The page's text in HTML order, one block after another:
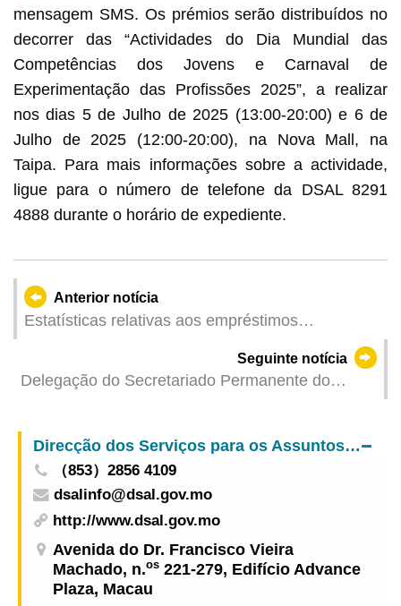
mensagem SMS. Os prémios serão distribuídos no
decorrer das “Actividades do Dia Mundial das
Competências dos Jovens e Carnaval de
Experimentação das Profissões 2025”, a realizar
nos dias 5 de Julho de 2025 (13:00-20:00) e 6 de
Julho de 2025 (12:00-20:00), na Nova Mall, na
Taipa. Para mais informações sobre a actividade,
ligue para o número de telefone da DSAL 8291
4888 durante o horário de expediente.
Anterior notícia
Estatísticas relativas aos empréstimos
Seguinte notícia
Delegação do Secretariado Permanente do
Internacional de Pesca da China (Fuzhou)
Direcção dos Serviços para os Assuntos Laborais
（853）2856 4109
dsalinfo@dsal.gov.mo
http://www.dsal.gov.mo
Avenida do Dr. Francisco Vieira
Machado, n.os 221-279, Edifício Advance
Plaza, Macau